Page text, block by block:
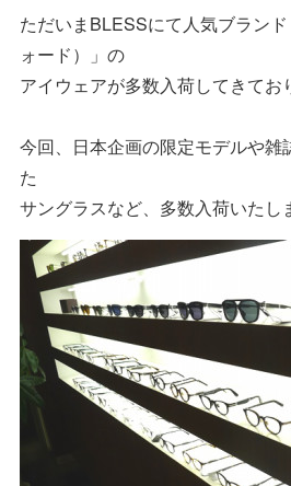
ただいまBLESSにて人気ブラン
ォード）」の
アイウェアが多数入荷してきてお
今回、日本企画の限定モデルや雑
た
サングラスなど、多数入荷いたし